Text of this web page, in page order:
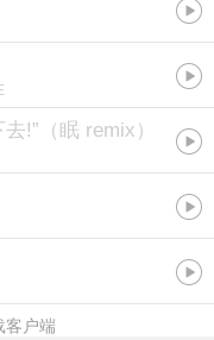
!”（眠 remix）
客户端